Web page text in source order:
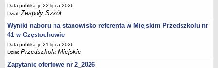
Data publikacji: 22 lipca 2026
Dział:Zespoły Szkół
Wyniki naboru na stanowisko referenta w Miejskim Przedszkolu nr
41 w Częstochowie
Data publikacji: 21 lipca 2026
Dział:Przedszkola Miejskie
Zapytanie ofertowe nr 2_2026